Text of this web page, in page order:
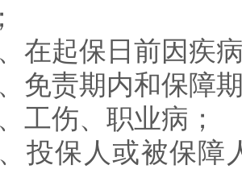
、在起保日前因疾
、免责期内和保障
、工伤、职业病；
、投保人或被保障